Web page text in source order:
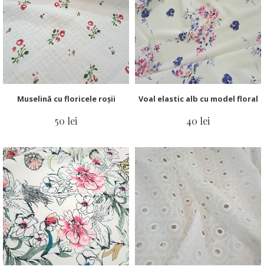
Muselină cu floricele roșii
50 lei
Voal elastic alb cu model floral
40 lei